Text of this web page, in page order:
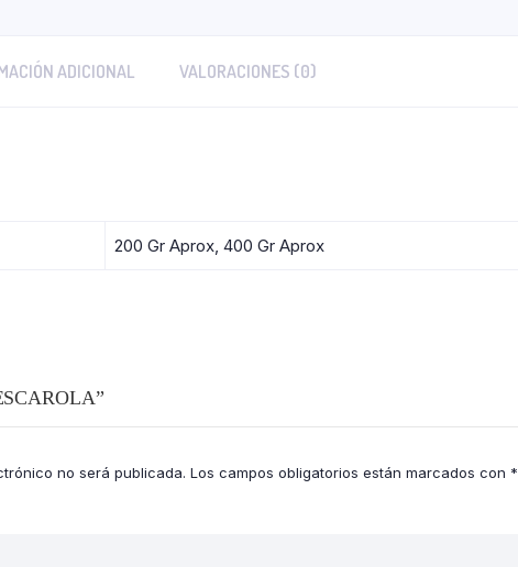
ADICIONAL VALORACIONES (0)
200 Gr Aprox, 400 Gr Aprox
no será publicada. Los campos obligatorios están marcados con *